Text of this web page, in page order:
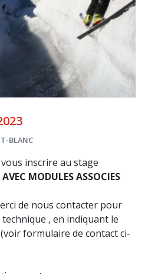
BLANC
inscrire au stage
MODULES ASSOCIES
de nous contacter pour
, en indiquant le
formulaire de contact ci-